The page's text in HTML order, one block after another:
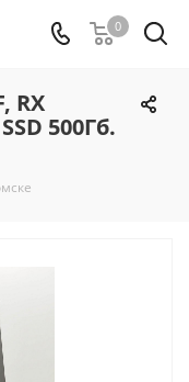
0
RX
500Гб.